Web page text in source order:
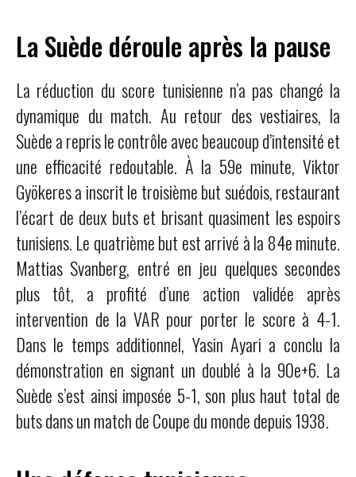
La Suède déroule après la pause
La réduction du score tunisienne n’a pas changé la
dynamique du match. Au retour des vestiaires, la
Suède a repris le contrôle avec beaucoup d’intensité et
une efficacité redoutable. À la 59e minute, Viktor
Gyökeres a inscrit le troisième but suédois, restaurant
l’écart de deux buts et brisant quasiment les espoirs
tunisiens. Le quatrième but est arrivé à la 84e minute.
Mattias Svanberg, entré en jeu quelques secondes
plus tôt, a profité d’une action validée après
intervention de la VAR pour porter le score à 4-1.
Dans le temps additionnel, Yasin Ayari a conclu la
démonstration en signant un doublé à la 90e+6. La
Suède s’est ainsi imposée 5-1, son plus haut total de
buts dans un match de Coupe du monde depuis 1938.